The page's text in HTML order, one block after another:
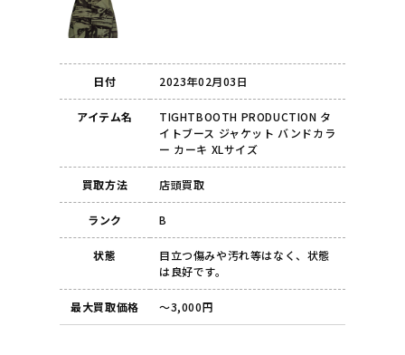
日付 2023年02月03日
アイテム名
TIGHTBOOTH PRODUCTION タ
イトブース ジャケット バンドカラ
ー カーキ XLサイズ
買取方法 店頭買取
ランク B
状態
目立つ傷みや汚れ等はなく、状態
は良好です。
最大買取価格 ～3,000円